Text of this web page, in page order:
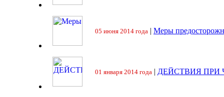
05 июня 2014 года | Меры
01 января 2014 года | ДЕЙСТВИЯ ПРИ